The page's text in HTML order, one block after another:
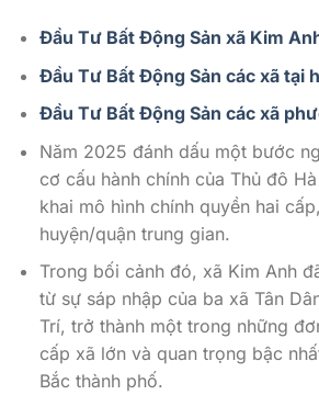
Đầu Tư Bất Động Sản xã Kim
Đầu Tư Bất Động Sản các xã tại
Đầu Tư Bất Động Sản các xã
Năm 2025 đánh dấu một bước
cơ cấu hành chính của Thủ đô
khai mô hình chính quyền hai
huyện/quận trung gian.
Trong bối cảnh đó, xã Kim Anh
từ sự sáp nhập của ba xã Tân
Trí, trở thành một trong những
cấp xã lớn và quan trọng bậc
Bắc thành phố.